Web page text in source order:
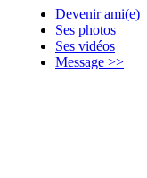
Devenir ami(e)
Ses photos
Ses vidéos
Message >>